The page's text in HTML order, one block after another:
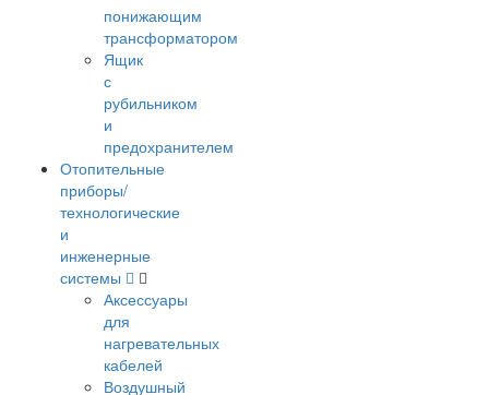
понижающим
трансформатором
Ящик
с
рубильником
и
предохранителем
Отопительные
приборы/
технологические
и
инженерные
системы
Аксессуары
для
нагревательных
кабелей
Воздушный